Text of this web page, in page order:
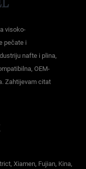
visoko-
pečate i
nafte i plina,
OEM-
Zahtijevam citat
Xiamen, Fujian, Kina,